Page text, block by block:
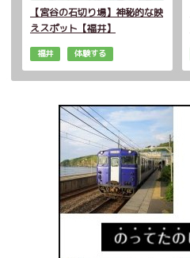
【宮谷の石切り場】神秘的な映
えスポット【福井】
福井 体験する